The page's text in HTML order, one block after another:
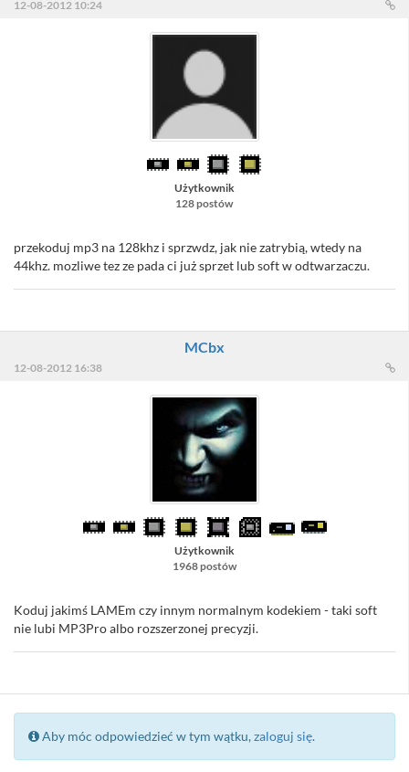
12-08-2012 10:24
Użytkownik
128 postów
przekoduj mp3 na 128khz i sprzwdz, jak nie zatrybią, wtedy na
44khz. mozliwe tez ze pada ci już sprzet lub soft w odtwarzaczu.
MCbx
12-08-2012 16:38
Użytkownik
1968 postów
Koduj jakimś LAMEm czy innym normalnym kodekiem - taki soft
nie lubi MP3Pro albo rozszerzonej precyzji.
Aby móc odpowiedzieć w tym wątku,zaloguj się.